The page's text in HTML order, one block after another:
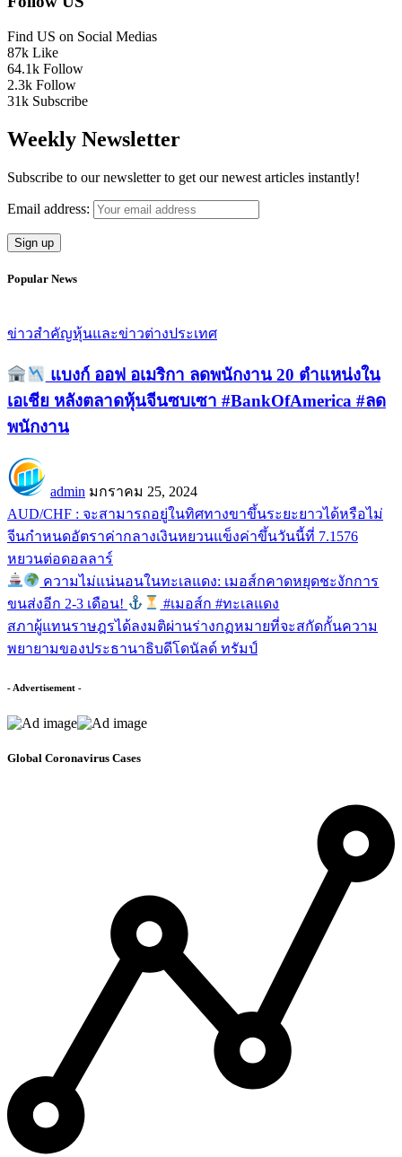
Find US on Social Medias
87k Like
64.1k Follow
2.3k Follow
31k Subscribe
Weekly Newsletter
Subscribe to our newsletter to get our newest articles instantly!
Email address:
Popular News
ข่าวสำคัญหุ้นและข่าวต่างประเทศ
แบงก์ ออฟ อเมริกา ลดพนักงาน 20 ตำแหน่งใน
เอเชีย หลังตลาดหุ้นจีนซบเซา #BankOfAmerica #ลด
พนักงาน
admin มกราคม 25, 2024
AUD/CHF : จะสามารถอยู่ในทิศทางขาขึ้นระยะยาวได้หรือไม่
จีนกำหนดอัตราค่ากลางเงินหยวนแข็งค่าขึ้นวันนี้ที่ 7.1576
หยวนต่อดอลลาร์
ความไม่แน่นอนในทะเลแดง: เมอส์กคาดหยุดชะงักการ
ขนส่งอีก 2-3 เดือน!
#เมอส์ก #ทะเลแดง
สภาผู้แทนราษฎรได้ลงมติผ่านร่างกฏหมายที่จะสกัดกั้นความ
พยายามของประธานาธิบดีโดนัลด์ ทรัมป์
- Advertisement -
Global Coronavirus Cases